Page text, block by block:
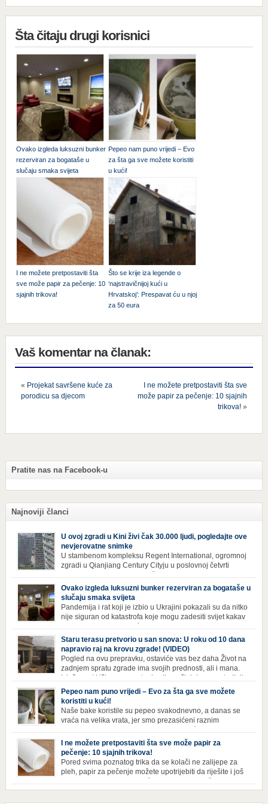
Šta čitaju drugi korisnici
Ovako izgleda luksuzni bunker
rezerviran za bogataše u
slučaju smaka svijeta
Pepeo nam puno vrijedi – Evo
za šta ga sve možete koristiti
u kući!
I ne možete pretpostaviti šta
sve može papir za pečenje: 10
sjajnih trikova!
Što se krije iza legende o
‘najstravičnijoj kući u
Hrvatskoj’: Prespavat ću u njoj
za 50 eura
Vaš komentar na članak:
« Projekat savršene kuće za
porodicu sa djecom
I ne možete pretpostaviti šta sve
može papir za pečenje: 10 sjajnih
trikova! »
Pratite nas na Facebook-u
Najnoviji članci
U ovoj zgradi u Kini živi čak 30.000 ljudi, pogledajte ove
nevjerovatne snimke
U stambenom kompleksu Regent International, ogromnoj
zgradi u Qianjiang Century Cityju u poslovnoj četvrti
koji nikad ne moraju izaći iz njega. Naime, s obzirom na to da unutar
zgrade mogu pronaći sve potrepštine koje im zatrebaju, stanari ovog
kompleksa zapravo nemaju potrebe izlaziti izvan njega ako […]
Ovako izgleda luksuzni bunker rezerviran za bogataše u
slučaju smaka svijeta
Pandemija i rat koji je izbio u Ukrajini pokazali su da nitko
nije siguran od katastrofa koje mogu zadesiti svijet kakav
svijetu neće postati još gora te da su prijetnje nuklearnim oružjem
isprazne, ima i onih koji se spremaju za najgori scenariji. Naime,
Survival Condo […]
Staru terasu pretvorio u san snova: U roku od 10 dana
napravio raj na krovu zgrade! (VIDEO)
Pogled na ovu prepravku, ostaviće vas bez daha Život na
zadnjem spratu zgrade ima svojih prednosti, ali i mana.
Izloženost kiši, suncu, vetru i snijegu čini da se materijali
brže troše, a terasa poprimi ruiniran izgled. Ovaj muškarac je promijenio
sve, kada je renovirao terasu i sebi stvorio zaista rajski kutak. Uživajte i
vi u […]
Pepeo nam puno vrijedi – Evo za šta ga sve možete
koristiti u kući!
Naše bake koristile su pepeo svakodnevno, a danas se
vraća na velika vrata, jer smo prezasićeni raznim
toksinima iz industrijskih preparata za kućnu higijenu.
Izbjeljivač bez premca Čak i kada se pere najboljim deterdžentima, uz
dodatak izbjeljivača, rublje ne dobija blistavu bjelinu. Možda niste znali
da je cijeđ drvenog pepela fenomenalno sredstvo za pranje bijelog […]
I ne možete pretpostaviti šta sve može papir za
pečenje: 10 sjajnih trikova!
Pored svima poznatog trika da se kolači ne zalijepe za
pleh, papir za pečenje možete upotrijebiti da riješite i još
neke sitnije probleme u kući. Evo 10 novih načina za
upotrebu papira za pečenje koji će vam učiniti život lakšim i eliminisati